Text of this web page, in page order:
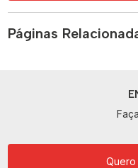
Páginas
Quero